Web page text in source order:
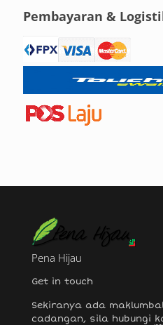
Pembayaran &
Pena Hijau
Get in touch
Sekiranya ada
cadangan, sila hubungi